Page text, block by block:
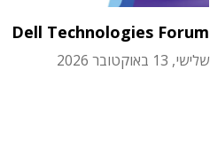
Dell Technologies Forum
שלישי, 13 באוקטובר 2026